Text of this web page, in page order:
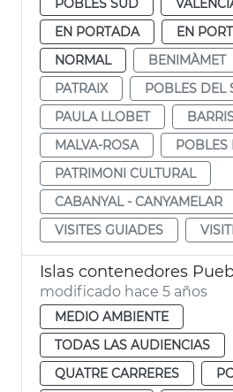
EN PORTADA
EN
NORMAL
BENIMÀMET
PATRAIX
POBLES DEL
PAULA LLOBET
MALVA-ROSA
POBLES
PATRIMONI CULTURAL
CABANYAL - CANYAMELAR
VISITES GUIADES
Islas contenedores
modificado hace 5 años
MEDIO AMBIENTE
TODAS LAS AUDIENCIAS
QUATRE CARRERES